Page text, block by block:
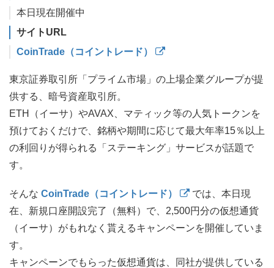
本日現在開催中
サイトURL
CoinTrade（コイントレード）
東京証券取引所「プライム市場」の上場企業グループが提
供する、暗号資産取引所。
ETH（イーサ）やAVAX、マティック等の人気トークンを
預けておくだけで、銘柄や期間に応じて最大年率15％以上
の利回りが得られる「ステーキング」サービスが話題で
す。
そんな CoinTrade（コイントレード）
では、本日現
在、新規口座開設完了（無料）で、2,500円分の仮想通貨
（イーサ）がもれなく貰えるキャンペーンを開催していま
す。
キャンペーンでもらった仮想通貨は、同社が提供している